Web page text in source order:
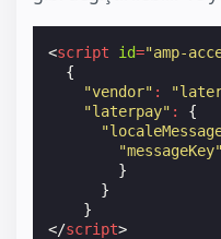
<script id="amp-
{
"vendor" :
"laterpay" :
{
"messageKey"
}
}
}
</script>